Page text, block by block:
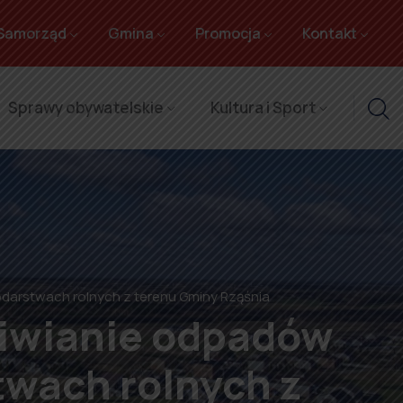
Gmina Promocja Kontakt
Sprawy obywatelskie Kultura i Sport
rolnych z terenu Gminy Rząśnia
odpadów
rolnych z